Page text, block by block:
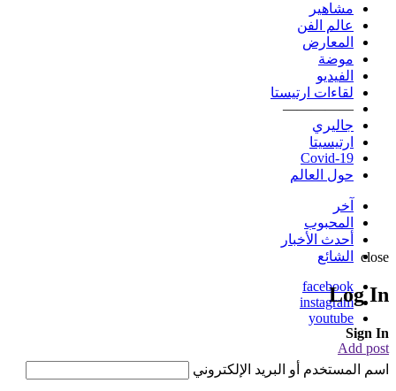
مشاهير
عالم الفن
المعارض
موضة
الفيديو
لقاءات ارتيستا
—————
جاليري
ارتيسيتا
Covid-19
حول العالم
آخر
المحبوب
أحدث الأخبار
الشائع
facebook
instagram
youtube
Add post
close
Log In
Sign In
اسم المستخدم أو البريد الإلكتروني